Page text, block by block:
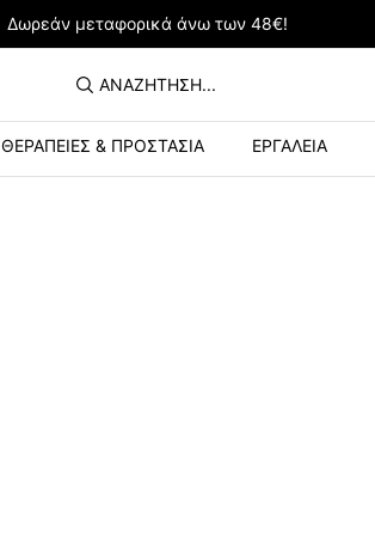
Δωρεάν μεταφορικά άνω των 48€!
ΑΝΑΖΉΤΗΣΗ...
ΘΕΡΑΠΕΙΕΣ & ΠΡΟΣΤΑΣΙΑ ΕΡΓΑΛΕΙΑ